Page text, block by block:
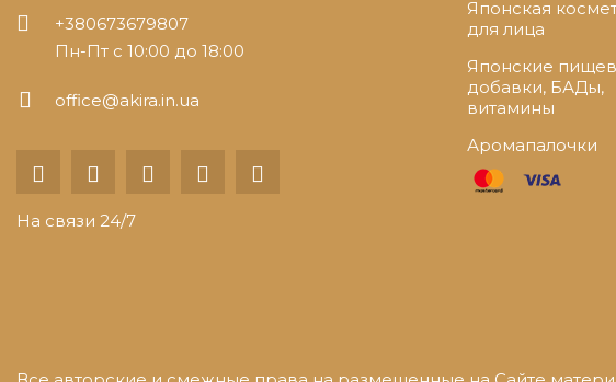
+380673679807
Пн-Пт с 10:00 до 18:00
office@akira.in.ua
На связи 24/7
Японская
для лица
Японские
добавки, БАДы,
витамины
Аромапалочки